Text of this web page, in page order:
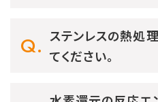
ステンレスの熱処
てください。